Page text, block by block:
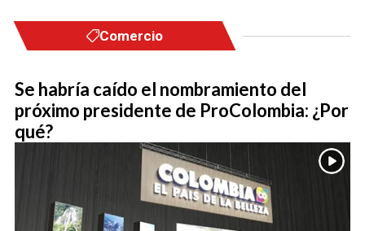
EMISIÓN 7:00 PM
EMISIÓN 11:30 PM
Comercio
Se habría caído el nombramiento del
próximo presidente de ProColombia: ¿Por
qué?